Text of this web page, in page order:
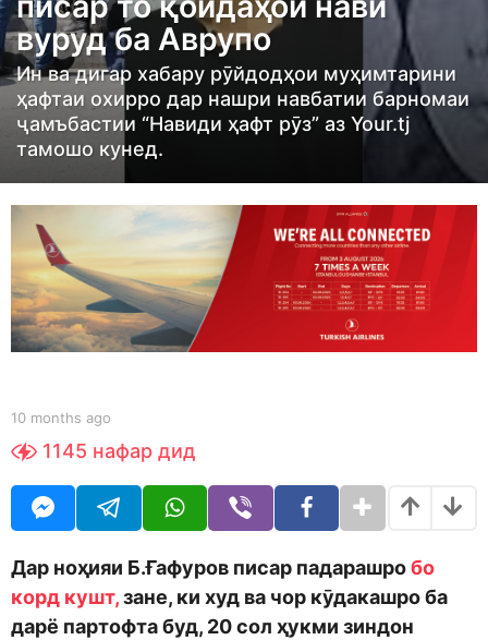
n
t
h
s
a
g
o
m
o
n
s
a
вуруд ба Аврупо
Ин ва дигар хабару рӯйдодҳои муҳимтарини
ҳафтаи охирро дар нашри навбатии барномаи
ҷамъбастии “Навиди ҳафт рӯз” аз Your.tj
тамошо кунед.
b
S
h
d
o
n
10 months ago
m
n
t
s
g
o
1145 нафар дид
Дар ноҳияи Б.Ғафуров писар падарашробо
корд кушт,зане, ки худ ва чор кӯдакашро ба
дарё партофта буд, 20 сол ҳукми зиндон